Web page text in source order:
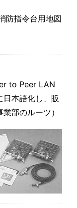
防指令台用地図
to Peer LAN
本語化し、販
部のルーツ）